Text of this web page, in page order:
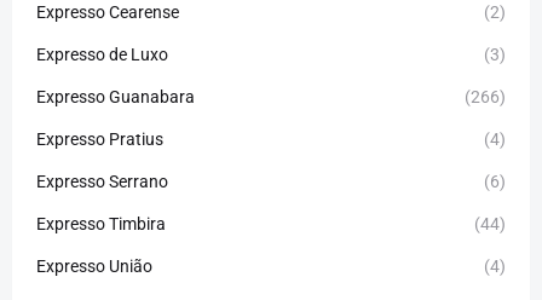
Expresso Cearense (2)
Expresso de Luxo (3)
Expresso Guanabara (266)
Expresso Pratius (4)
Expresso Serrano (6)
Expresso Timbira (44)
Expresso União (4)